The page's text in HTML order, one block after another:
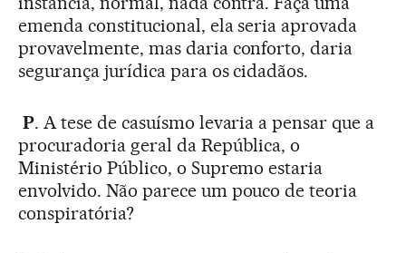
emenda constitucional, ela seria aprovada
provavelmente, mas daria conforto, daria
segurança jurídica para os cidadãos.
P. A tese de casuísmo levaria a pensar que a
procuradoria geral da República, o
Ministério Público, o Supremo estaria
envolvido. Não parece um pouco de teoria
conspiratória?